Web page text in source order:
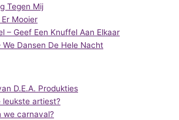
Tegen Mij
Mooier
– Geef Een Knuffel Aan Elkaar
We Dansen De Hele Nacht
D.E.A. Produkties
leukste artiest?
we carnaval?